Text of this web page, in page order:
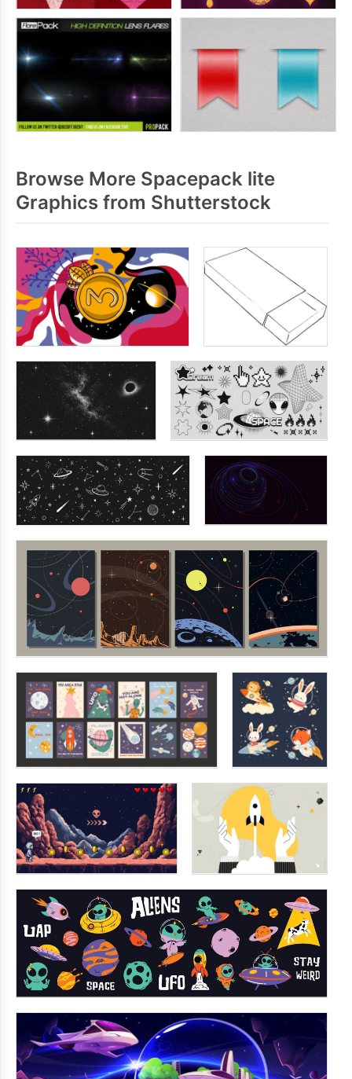
Browse More Spacepack lite
Graphics from Shutterstock